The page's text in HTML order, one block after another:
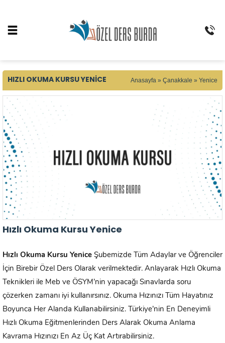
HIZLI OKUMA KURSU YENICE Anasayfa » Çanakkale » Yenice
Hızlı Okuma Kursu Yenice
Hızlı Okuma Kursu Yenice Şubemizde Tüm Adaylar ve Öğrenciler
İçin Birebir Özel Ders Olarak verilmektedir. Anlayarak Hızlı Okuma
Teknikleri ile Meb ve ÖSYM’nin yapacağı Sınavlarda soru
çözerken zamanı iyi kullanırsınız. Okuma Hızınızı Tüm Hayatınız
Boyunca Her Alanda Kullanabilirsiniz. Türkiye’nin En Deneyimli
Hızlı Okuma Eğitmenlerinden Ders Alarak Okuma Anlama
Kavrama Hızınızı En Az Üç Kat Artırabilirsiniz.